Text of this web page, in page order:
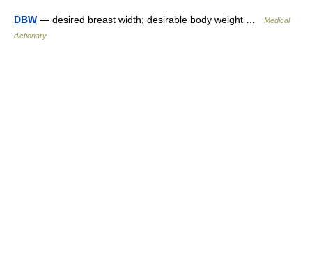
DBW — desired breast width; desirable body weight …
Medical
dictionary